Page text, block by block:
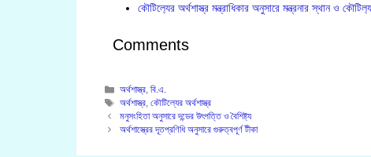
কৌটিল‍্যের অর্থশাস্ত্র মন্ত্রাধিকার অনুসারে মন্ত্রনার স্থান ও
Comments
Categories
অর্থশাস্ত্র,বি.এ.
Tags
অর্থশাস্ত্র,কৌটিল্যের অর্থশাস্ত্র
মনুসংহিতা অনুসারে দন্ডের উৎপত্তি ও বৈশিষ্ট্য
অর্থশাস্ত্রের দূতপ্রণিধি অনুসারে গুরুত্বপূর্ণ টীকা